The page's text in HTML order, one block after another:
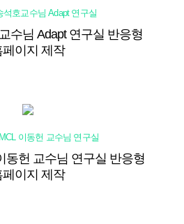
석호교수님 Adapt 연구실
수님 Adapt 연구실 반응형
페이지 제작
이동헌 교수님 연구실
동헌 교수님 연구실 반응형
페이지 제작